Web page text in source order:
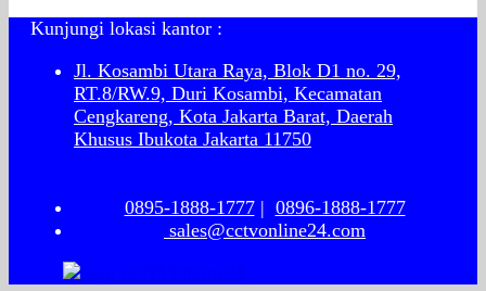
Kunjungi lokasi kantor :
Jl. Kosambi Utara Raya, Blok D1 no. 29,
RT.8/RW.9, Duri Kosambi, Kecamatan
Cengkareng, Kota Jakarta Barat, Daerah
Khusus Ibukota Jakarta 11750
0895-1888-1777| 0896-1888-1777
sales@cctvonline24.com